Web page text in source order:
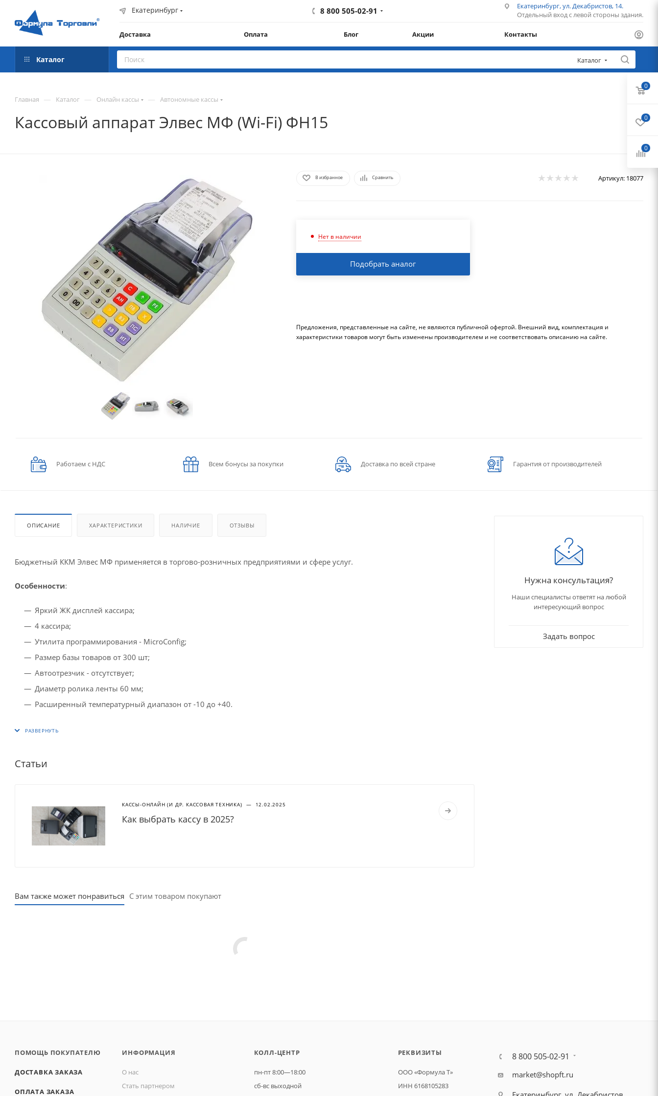
Екатеринбург 8 800 505-02-91
Екатеринбург, ул. Декабристов, 14.
Отдельный вход с левой стороны здания.
Доставка Оплата Блог Акции Контакты
Каталог Каталог
Главная — Каталог — Онлайн кассы — Автономные кассы
Кассовый аппарат Элвес МФ (Wi-Fi) ФН15
В избранное Сравнить Артикул: 18077
Нет в наличии
Подобрать аналог
Предложения, представленные на сайте, не являются публичной офертой. Внешний вид, комплектация и
характеристики товаров могут быть изменены производителем и не соответствовать описанию на сайте.
Работаем с НДС Всем бонусы за покупки Доставка по всей стране Гарантия от производителей
ОПИСАНИЕ ХАРАКТЕРИСТИКИ НАЛИЧИЕ ОТЗЫВЫ
Бюджетный ККМ Элвес МФ применяется в торгово-розничных предприятиями и сфере услуг.
Особенности:
Яркий ЖК дисплей кассира;
4 кассира;
Утилита программирования - MicroConfig;
Размер базы товаров от 300 шт;
Автоотрезчик - отсутствует;
Диаметр ролика ленты 60 мм;
Расширенный температурный диапазон от -10 до +40.
Статьи
КАССЫ-ОНЛАЙН (И ДР. КАССОВАЯ ТЕХНИКА) — 12.02.2025
Как выбрать кассу в 2025?
Вам также может понравиться С этим товаром покупают
Нужна консультация?
Наши специалисты ответят на любой
интересующий вопрос
Задать вопрос
ПОМОЩЬ ПОКУПАТЕЛЮ
ДОСТАВКА ЗАКАЗА
ОПЛАТА ЗАКАЗА
ИНФОРМАЦИЯ
О нас
Стать партнером
КОЛЛ-ЦЕНТР
пн-пт 8:00—18:00
сб-вс выходной
РЕКВИЗИТЫ
ООО «Формула Т»
ИНН 6168105283
8 800 505-02-91
market@shopft.ru
0
0
0